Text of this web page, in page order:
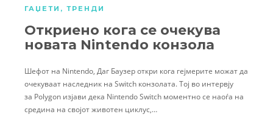
ГАЏЕТИ , ТРЕНДИ
Откриено кога се очекува
новата Nintendo конзола
Шефот на Nintendo, Даг Баузер откри кога гејмерите можат да
очекуваат наследник на Switch конзолата. Тој во интервју
за Polygon изјави дека Nintendo Switch моментно се наоѓа на
средина на својот животен циклус,…